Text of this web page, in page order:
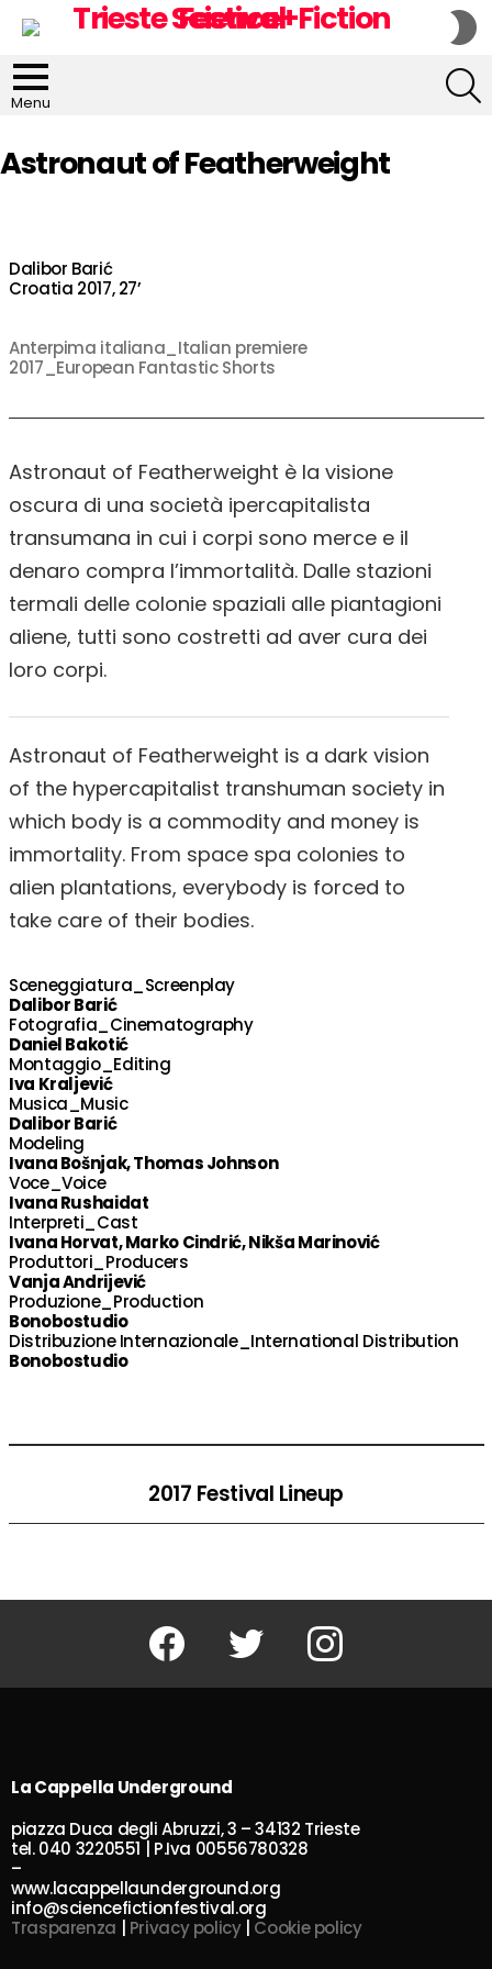
Menu
Astronaut of Featherweight
Dalibor Barić
Croatia 2017, 27’
Anterpima italiana_Italian premiere
2017_European Fantastic Shorts
Astronaut of Featherweight è la visione
oscura di una società ipercapitalista
transumana in cui i corpi sono merce e il
denaro compra l’immortalità. Dalle stazioni
termali delle colonie spaziali alle piantagioni
aliene, tutti sono costretti ad aver cura dei
loro corpi.
Astronaut of Featherweight is a dark vision
of the hypercapitalist transhuman society in
which body is a commodity and money is
immortality. From space spa colonies to
alien plantations, everybody is forced to
take care of their bodies.
Sceneggiatura_Screenplay
Dalibor Barić
Fotografia_Cinematography
Daniel Bakotić
Montaggio_Editing
Iva Kraljević
Musica_Music
Dalibor Barić
Modeling
Ivana Bošnjak, Thomas Johnson
Voce_Voice
Ivana Rushaidat
Interpreti_Cast
Ivana Horvat, Marko Cindrić, Nikša Marinović
Produttori_Producers
Vanja Andrijević
Produzione_Production
Bonobostudio
Distribuzione Internazionale_International Distribution
Bonobostudio
2017 Festival Lineup
Facebook Twitter Instagram
La Cappella Underground
piazza Duca degli Abruzzi, 3 – 34132 Trieste
tel. 040 3220551 | P.Iva 00556780328
–
www.lacappellaunderground.org
info@sciencefictionfestival.org
Trasparenza
Privacy policy| Cookie policy